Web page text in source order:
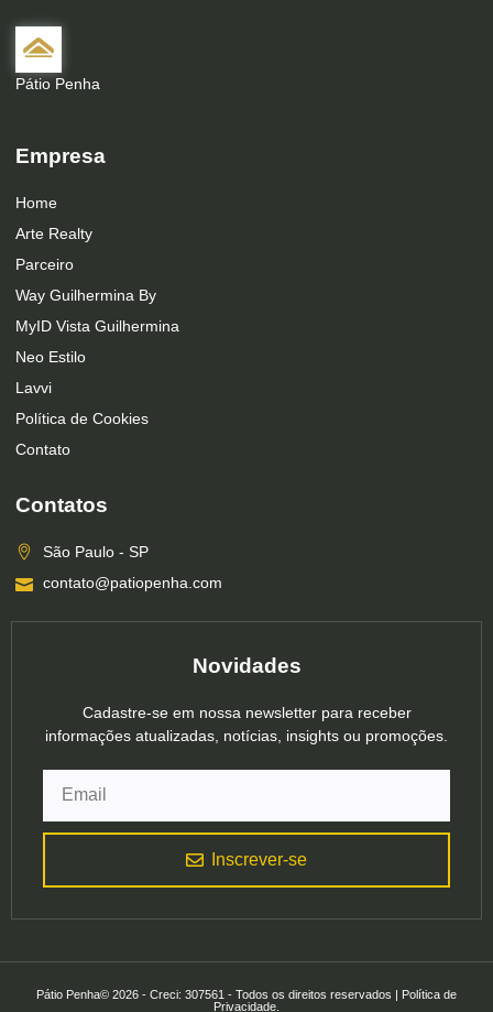
Pátio Penha
Empresa
Home
Arte Realty
Parceiro
Way Guilhermina By
MyID Vista Guilhermina
Neo Estilo
Lavvi
Política de Cookies
Contato
Contatos
São Paulo - SP
contato@patiopenha.com
Novidades
Cadastre-se em nossa newsletter para receber
informações atualizadas, notícias, insights ou promoções.
Inscrever-se
Pátio Penha© 2026 - Creci: 307561 - Todos os direitos reservados | Política de
Privacidade.